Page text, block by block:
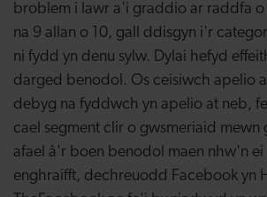
broblem i lawr a'i graddio ar raddfa o
na 9 allan o 10, gall ddisgyn i'r
ni fydd yn denu sylw. Dylai hefyd
darged benodol. Os ceisiwch apelio
debyg na fyddwch yn apelio at neb,
cael segment clir o gwsmeriaid
afael â'r boen benodol maen nhw'n ei
enghraifft, dechreuodd Facebook yn